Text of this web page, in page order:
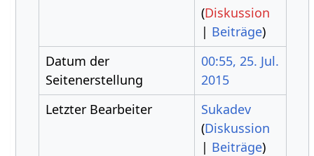
(Diskussion
| Beiträge)
Datum der
Seitenerstellung
00:55, 25. Jul.
2015
Letzter Bearbeiter
Sukadev
(Diskussion
| Beiträge)